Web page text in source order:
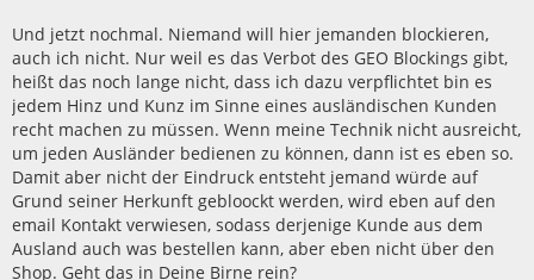
Und jetzt nochmal. Niemand will hier jemanden blockieren,
auch ich nicht. Nur weil es das Verbot des GEO Blockings gibt,
heißt das noch lange nicht, dass ich dazu verpflichtet bin es
jedem Hinz und Kunz im Sinne eines ausländischen Kunden
recht machen zu müssen. Wenn meine Technik nicht ausreicht,
um jeden Ausländer bedienen zu können, dann ist es eben so.
Damit aber nicht der Eindruck entsteht jemand würde auf
Grund seiner Herkunft gebloockt werden, wird eben auf den
email Kontakt verwiesen, sodass derjenige Kunde aus dem
Ausland auch was bestellen kann, aber eben nicht über den
Shop. Geht das in Deine Birne rein?